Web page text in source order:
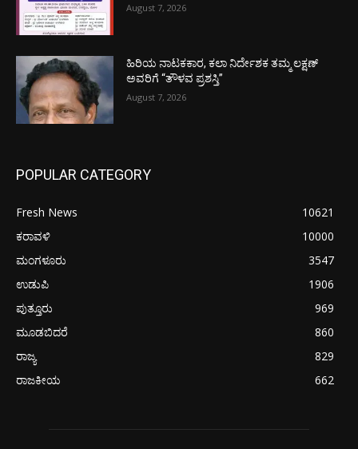
August 7, 2026
ಹಿರಿಯ ನಾಟಕಕಾರ, ಕಲಾ ನಿರ್ದೇಶಕ ತಮ್ಮ ಲಕ್ಷಣ್
ಅವರಿಗೆ “ತೌಳವ ಪ್ರಶಸ್ತಿ”
August 7, 2026
POPULAR CATEGORY
Fresh News
10621
ಕರಾವಳಿ
10000
ಮಂಗಳೂರು
3547
ಉಡುಪಿ
1906
ಪುತ್ತೂರು
969
ಮೂಡಬಿದರೆ
860
ರಾಜ್ಯ
829
ರಾಜಕೀಯ
662